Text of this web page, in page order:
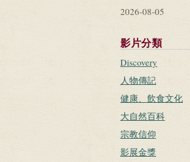
2026-08-05
影片分類
Discovery
人物傳記
健康、飲食文化
大自然百科
宗教信仰
影展金獎